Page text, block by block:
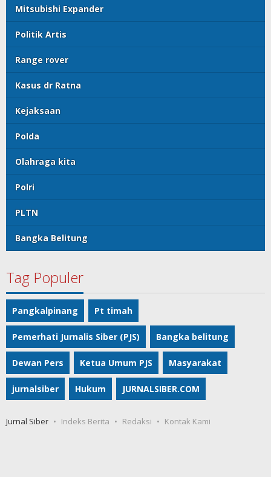
Mitsubishi Expander
Politik Artis
Range rover
Kasus dr Ratna
Kejaksaan
Polda
Olahraga kita
Polri
PLTN
Bangka Belitung
Tag Populer
Pangkalpinang Pt timah
Pemerhati Jurnalis Siber (PJS) Bangka belitung
Dewan Pers Ketua Umum PJS Masyarakat
jurnalsiber Hukum JURNALSIBER.COM
Jurnal Siber Indeks Berita Redaksi Kontak Kami